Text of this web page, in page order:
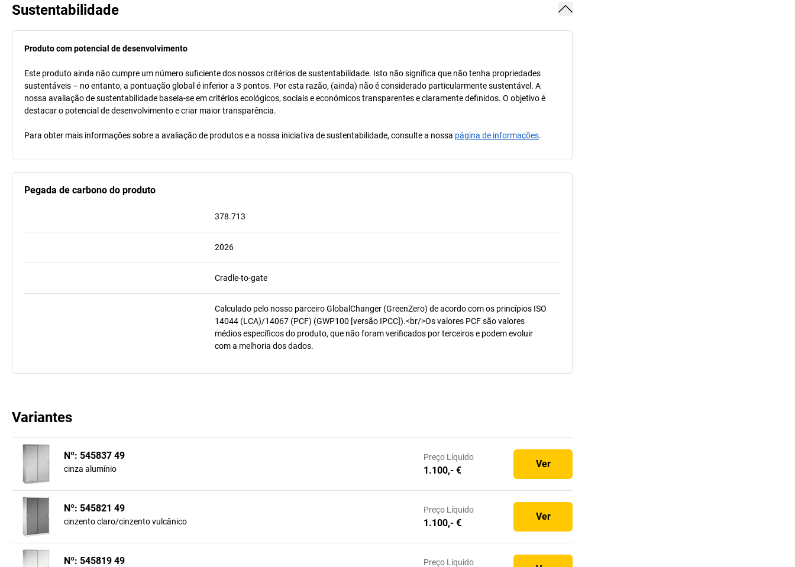
Sustentabilidade
Produto com potencial de desenvolvimento
Este produto ainda não cumpre um número suficiente dos nossos critérios de sustentabilidade. Isto não significa que não tenha propriedades
sustentáveis – no entanto, a pontuação global é inferior a 3 pontos. Por esta razão, (ainda) não é considerado particularmente sustentável. A
nossa avaliação de sustentabilidade baseia-se em critérios ecológicos, sociais e económicos transparentes e claramente definidos. O objetivo é
destacar o potencial de desenvolvimento e criar maior transparência.
Para obter mais informações sobre a avaliação de produtos e a nossa iniciativa de sustentabilidade, consulte a nossa página de informações.
Pegada de carbono do produto
378.713
2026
Cradle-to-gate
Calculado pelo nosso parceiro GlobalChanger (GreenZero) de acordo com os princípios ISO
14044 (LCA)/14067 (PCF) (GWP100 [versão IPCC]).<br/>Os valores PCF são valores
médios específicos do produto, que não foram verificados por terceiros e podem evoluir
com a melhoria dos dados.
Variantes
Nº: 545837 49
cinza alumínio
Preço Líquido
1.100,- €
Ver
Nº: 545821 49
cinzento claro/cinzento vulcânico
Preço Líquido
1.100,- €
Ver
Nº: 545819 49 Preço Líquido